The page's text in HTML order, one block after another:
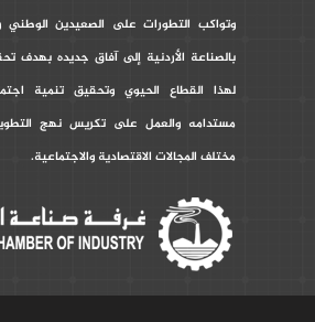
وتواكب التطورات على الصعيدين الوطني
بالصناعة الأردنية إلى آفاق جديده بهدف
لهذا القطاع الحيوي وتحقيق تنمية
مستدامه والعمل على تكريس نهج
مختلف المجالات الاقتصادية والاجتماعية.